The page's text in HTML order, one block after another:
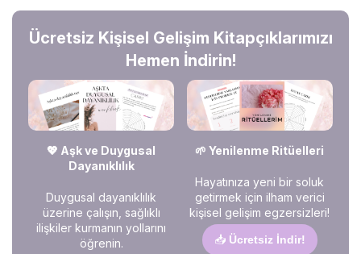
verilmediğini, bunun
sebepleri ve nasıl tepki
vermeniz gerektiğini
keşfedeceğiz. Hadi, birlikte
anlamlandıralım! 🚀✨
Ücretsiz Kişisel Gelişim Kitapçıklarımızı
Hemen İndirin!
💖 Aşk ve Duygusal
Dayanıklılık
Duygusal dayanıklılık
üzerine çalışın, sağlıklı
ilişkiler kurmanın yollarını
öğrenin.
🌱 Yenilenme Ritüelleri
Hayatınıza yeni bir soluk
getirmek için ilham verici
kişisel gelişim egzersizleri!
📥 Ücretsiz İndir!